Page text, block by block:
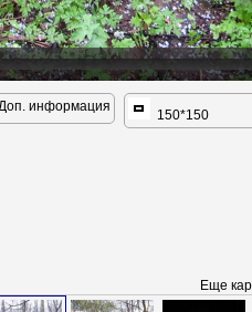
информация
150*150
Еще